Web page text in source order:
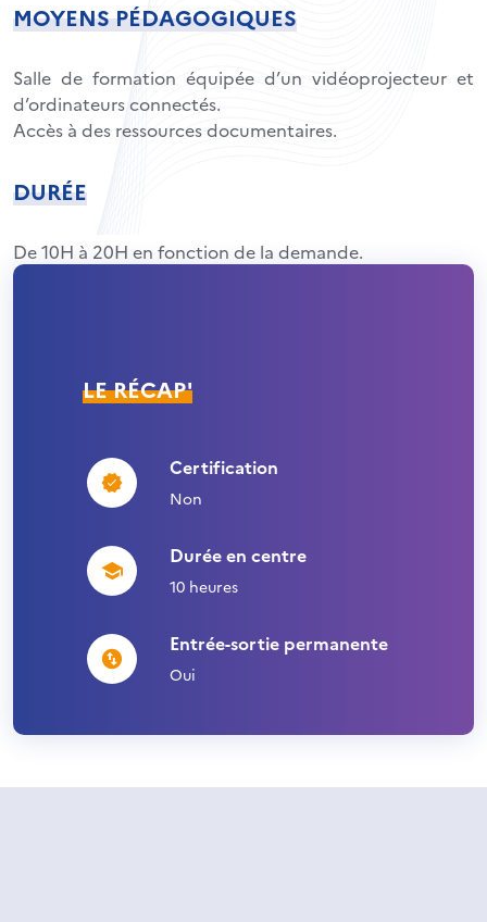
MOYENS PÉDAGOGIQUES
Salle de formation équipée d’un vidéoprojecteur et
d’ordinateurs connectés.
Accès à des ressources documentaires.
DURÉE
De 10H à 20H en fonction de la demande.
LE RÉCAP'
Certification
Non
Durée en centre
10 heures
Entrée-sortie permanente
Oui